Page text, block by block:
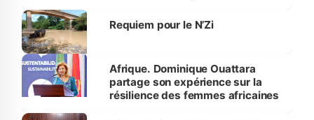
Requiem pour le N’Zi
Afrique. Dominique Ouattara
partage son expérience sur la
résilience des femmes africaines